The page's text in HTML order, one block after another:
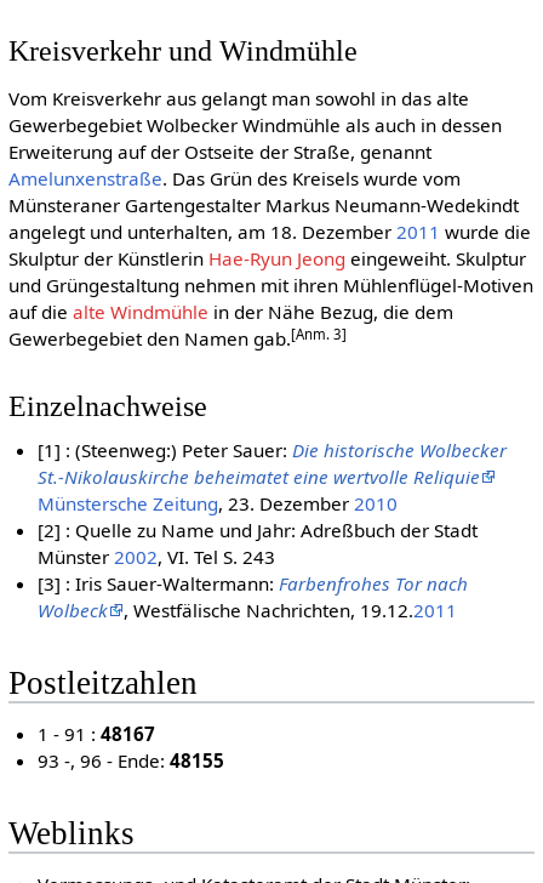
Kreisverkehr und Windmühle
Vom Kreisverkehr aus gelangt man sowohl in das alte
Gewerbegebiet Wolbecker Windmühle als auch in dessen
Erweiterung auf der Ostseite der Straße, genannt
Amelunxenstraße. Das Grün des Kreisels wurde vom
Münsteraner Gartengestalter Markus Neumann-Wedekindt
angelegt und unterhalten, am 18. Dezember 2011 wurde die
Skulptur der Künstlerin Hae-Ryun Jeong eingeweiht. Skulptur
und Grüngestaltung nehmen mit ihren Mühlenflügel-Motiven
auf die alte Windmühle in der Nähe Bezug, die dem
Gewerbegebiet den Namen gab.[Anm. 3]
Einzelnachweise
[1] : (Steenweg:) Peter Sauer:Die historische Wolbecker
St.-Nikolauskirche beheimatet eine wertvolle Reliquie
Münstersche Zeitung, 23. Dezember2010
[2] : Quelle zu Name und Jahr: Adreßbuch der Stadt
Münster2002, VI. Tel S. 243
[3] : Iris Sauer-Waltermann:Farbenfrohes Tor nach
Wolbeck
, Westfälische Nachrichten, 19.12.2011
Postleitzahlen
1 - 91 :48167
93 -, 96 - Ende:48155
Weblinks